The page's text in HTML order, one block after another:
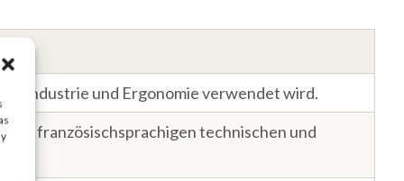
Industrie und Ergonomie verwendet wird.
in französischsprachigen technischen und